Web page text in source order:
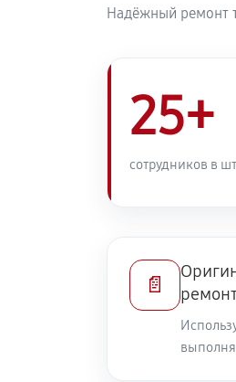
Надёжный ремонт
25+
сотрудников в
📄